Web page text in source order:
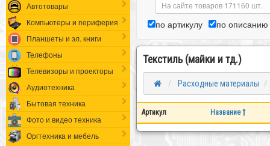
Автотовары
Компьютеры и периферия
Планшеты и эл. книги
Телефоны
Телевизоры и проекторы
Аудиотехника
Бытовая техника
Фото и видео техника
Оргтехника и мебель
по артикулу по описанию
Текстиль (майки и тд.)
Расходные материалы
Артикул Название